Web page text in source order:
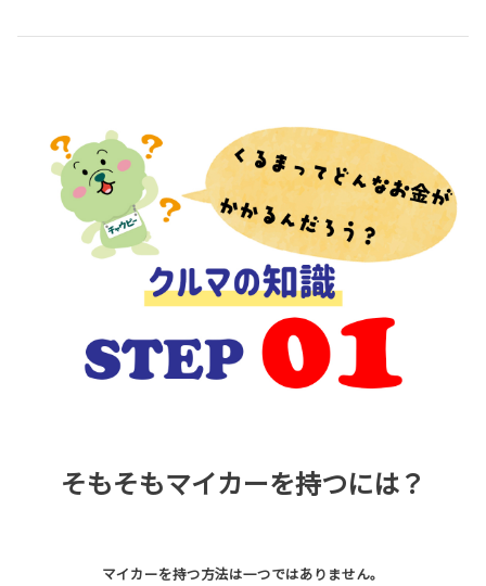
そもそもマイカーを持つには？
マイカーを持つ方法は一つではありません。